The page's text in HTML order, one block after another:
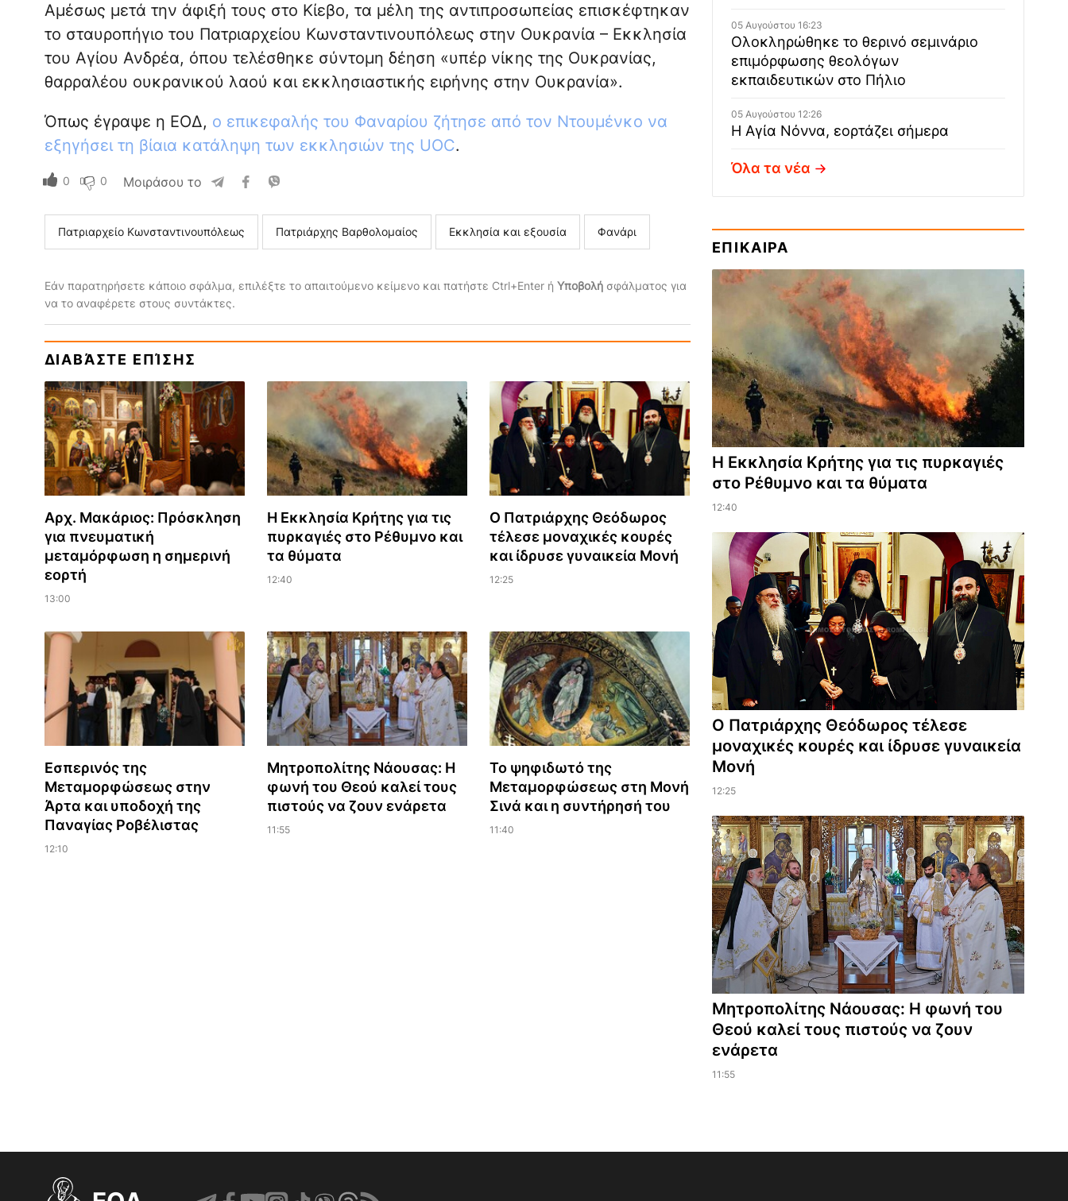
Αμέσως μετά την άφιξή τους στο Κίεβο, τα μέλη της αντιπροσωπείας επισκέφτηκαν
το σταυροπήγιο του Πατριαρχείου Κωνσταντινουπόλεως στην Ουκρανία – Εκκλησία
του Αγίου Ανδρέα, όπου τελέσθηκε σύντομη δέηση «υπέρ νίκης της Ουκρανίας,
θαρραλέου ουκρανικού λαού και εκκλησιαστικής ειρήνης στην Ουκρανία».
Όπως έγραψε η ΕΟΔ, ο επικεφαλής του Φαναρίου ζήτησε από τον Ντουμένκο να
εξηγήσει τη βίαια κατάληψη των εκκλησιών της UOC.
0 0 Μοιράσου το
Πατριαρχείο Κωνσταντινουπόλεως Πατριάρχης Βαρθολομαίος Εκκλησία και εξουσία Φανάρι
Εάν παρατηρήσετε κάποιο σφάλμα, επιλέξτε το απαιτούμενο κείμενο και πατήστε Ctrl+Enter ή Υποβολήσφάλματος για
να το αναφέρετε στους συντάκτες.
ΔΙΑΒΆΣΤΕ ΕΠΊΣΗΣ
Αρχ. Μακάριος: Πρόσκληση
για πνευματική
μεταμόρφωση η σημερινή
εορτή
13:00
Η Εκκλησία Κρήτης για τις
πυρκαγιές στο Ρέθυμνο και
τα θύματα
12:40
Ο Πατριάρχης Θεόδωρος
τέλεσε μοναχικές κουρές
και ίδρυσε γυναικεία Μονή
12:25
Εσπερινός της
Μεταμορφώσεως στην
Άρτα και υποδοχή της
Παναγίας Ροβέλιστας
12:10
Μητροπολίτης Νάουσας: Η
φωνή του Θεού καλεί τους
πιστούς να ζουν ενάρετα
11:55
Το ψηφιδωτό της
Μεταμορφώσεως στη Μονή
Σινά και η συντήρησή του
11:40
05 Αυγούστου 16:23
Ολοκληρώθηκε το θερινό σεμινάριο
επιμόρφωσης θεολόγων
εκπαιδευτικών στο Πήλιο
05 Αυγούστου 12:26
Η Αγία Νόννα, εορτάζει σήμερα
Όλα τα νέα
ΕΠΙΚΑΙΡΑ
Η Εκκλησία Κρήτης για τις πυρκαγιές
στο Ρέθυμνο και τα θύματα
12:40
Ο Πατριάρχης Θεόδωρος τέλεσε
μοναχικές κουρές και ίδρυσε γυναικεία
Μονή
12:25
Μητροπολίτης Νάουσας: Η φωνή του
Θεού καλεί τους πιστούς να ζουν
ενάρετα
11:55